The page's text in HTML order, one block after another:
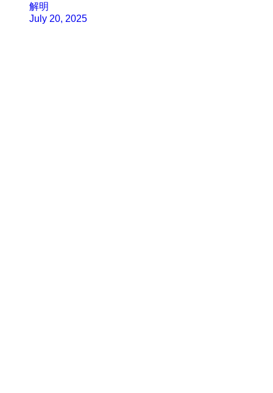
解明
July 20, 2025